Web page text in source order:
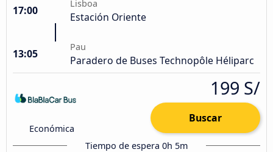
17:00
Lisboa
Estación Oriente
13:05
Pau
Paradero de Buses Technopôle Héliparc
Económica
199 S/
Buscar
Tiempo de espera 0h 5m